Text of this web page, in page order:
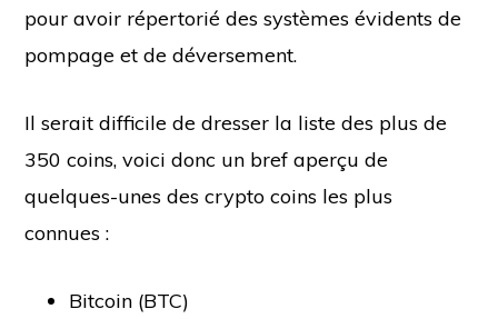
pour avoir répertorié des systèmes évidents de
pompage et de déversement.
Il serait difficile de dresser la liste des plus de
350 coins, voici donc un bref aperçu de
quelques-unes des crypto coins les plus
connues :
Bitcoin (BTC)